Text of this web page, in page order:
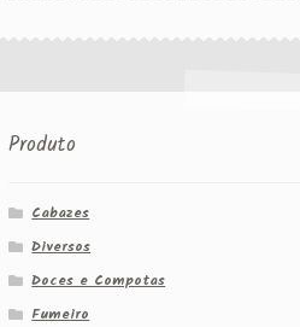
Produto
Cabazes
Diversos
Doces e Compotas
Fumeiro